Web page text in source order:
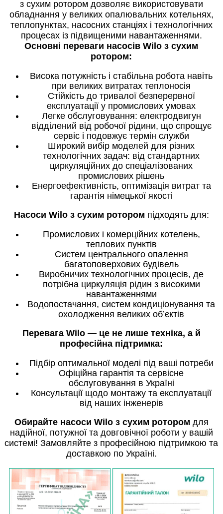
з сухим ротором дозволяє використовувати
обладнання у великих опалювальних котельнях,
теплопунктах, насосних станціях і технологічних
процесах із підвищеними навантаженнями.
Основні переваги насосів Wilo з сухим
ротором:
Висока потужність і стабільна робота навіть
при великих витратах теплоносія
Стійкість до тривалої безперервної
експлуатації у промислових умовах
Легке обслуговування: електродвигун
відділений від робочої рідини, що спрощує
сервіс і подовжує термін служби
Широкий вибір моделей для різних
технологічних задач: від стандартних
циркуляційних до спеціалізованих
промислових рішень
Енергоефективність, оптимізація витрат та
гарантія німецької якості
Насоси Wilo з сухим ротором підходять для:
Промислових і комерційних котелень,
теплових пунктів
Систем центрального опалення
багатоповерхових будівель
Виробничих технологічних процесів, де
потрібна циркуляція рідин з високими
навантаженнями
Водопостачання, систем кондиціонування та
охолодження великих об’єктів
Перевага Wilo — це не лише техніка, а й
професійна підтримка:
Підбір оптимальної моделі під ваші потреби
Офіційна гарантія та сервісне
обслуговування в Україні
Консультації щодо монтажу та експлуатації
від наших інженерів
Обирайте насоси Wilo з сухим ротором для
надійної, потужної та довговічної роботи у вашій
системі! Замовляйте з професійною підтримкою та
доставкою по Україні.